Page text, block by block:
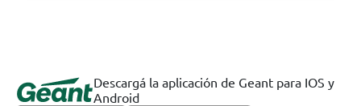
Descargá la aplicación de Geant para IOS y
Android